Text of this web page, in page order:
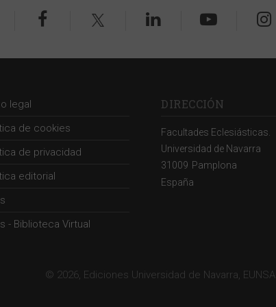
legal
de cookies
de privacidad
editorial
- Biblioteca Virtual
DIRECCIÓN
Facultades Eclesiásticas.
Universidad de Navarra
31009 Pamplona
España
© 2026, Ediciones Universidad de Navarra, EUNSA